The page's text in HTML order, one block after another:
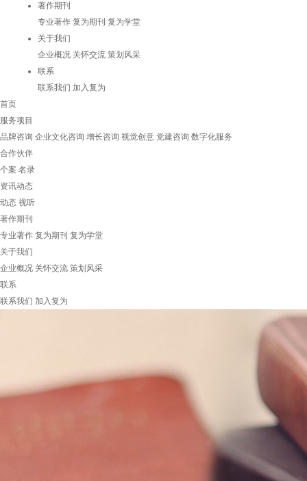
著作期刊
专业著作 复为期刊 复为学堂
关于我们
企业概况 关怀交流 策划风采
联系
联系我们 加入复为
首页
服务项目
品牌咨询 企业文化咨询 增长咨询 视觉创意 党建咨询 数字化服务
合作伙伴
个案 名录
资讯动态
动态 视听
著作期刊
专业著作 复为期刊 复为学堂
关于我们
企业概况 关怀交流 策划风采
联系
联系我们 加入复为